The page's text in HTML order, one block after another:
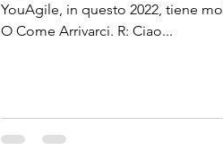
YouAgile, in questo 2022, tiene
O Come Arrivarci. R: Ciao...